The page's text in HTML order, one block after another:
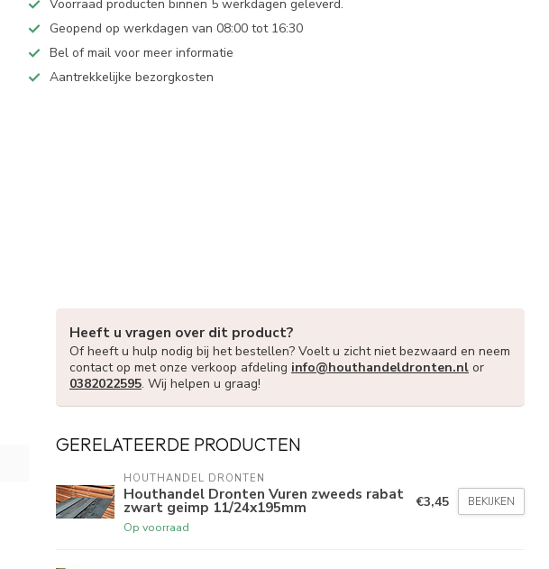
Voorraad producten binnen 5 werkdagen geleverd.
Geopend op werkdagen van 08:00 tot 16:30
Bel of mail voor meer informatie
Aantrekkelijke bezorgkosten
Heeft u vragen over dit product?
Of heeft u hulp nodig bij het bestellen? Voelt u zicht niet bezwaard en neem
contact op met onze verkoop afdeling info@houthandeldronten.nl or
0382022595. Wij helpen u graag!
GERELATEERDE PRODUCTEN
HOUTHANDEL DRONTEN
Houthandel Dronten Vuren zweeds rabat
zwart geimp 11/24x195mm
Op voorraad
€3,45 BEKIJKEN